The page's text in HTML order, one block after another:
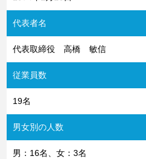
代表者名
代表取締役 高橋 敏信
従業員数
19名
男女別の人数
男：16名、女：3名